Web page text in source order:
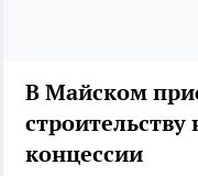
В Майском
концессии